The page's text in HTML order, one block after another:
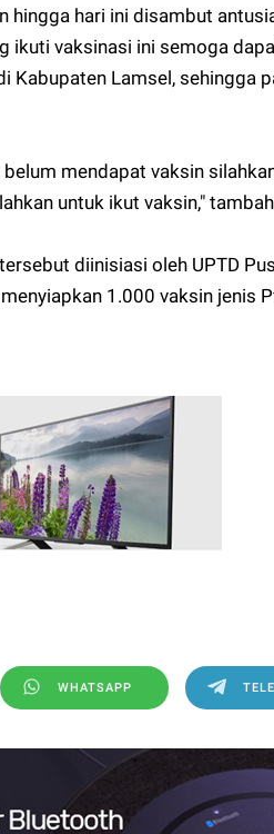
hingga hari ini disambut
ikuti vaksinasi ini semoga
Kabupaten Lamsel, sehingga
mendapat vaksin
untuk ikut vaksin,"
diinisiasi oleh UPTD
1.000 vaksin jenis
WHATSAPP